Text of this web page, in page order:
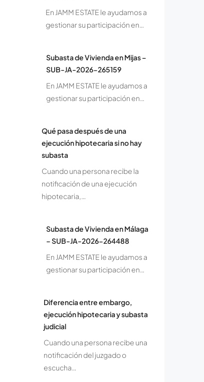
En JAMM ESTATE le ayudamos a
gestionar su participación en…
Subasta de Vivienda en Mijas –
SUB-JA-2026-265159
En JAMM ESTATE le ayudamos a
gestionar su participación en…
Qué pasa después de una
ejecución hipotecaria si no hay
subasta
Cuando una persona recibe la
notificación de una ejecución
hipotecaria,…
Subasta de Vivienda en Málaga
– SUB-JA-2026-264488
En JAMM ESTATE le ayudamos a
gestionar su participación en…
Diferencia entre embargo,
ejecución hipotecaria y subasta
judicial
Cuando una persona recibe una
notificación del juzgado o
escucha…